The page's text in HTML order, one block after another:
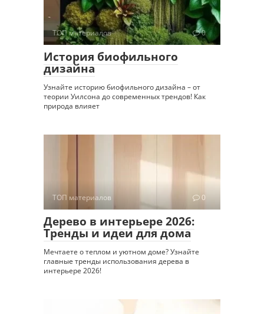
ТОП материалов 0
История биофильного
дизайна
Узнайте историю биофильного дизайна – от
теории Уилсона до современных трендов! Как
природа влияет
ТОП материалов 0
Дерево в интерьере 2026:
Тренды и идеи для дома
Мечтаете о теплом и уютном доме? Узнайте
главные тренды использования дерева в
интерьере 2026!